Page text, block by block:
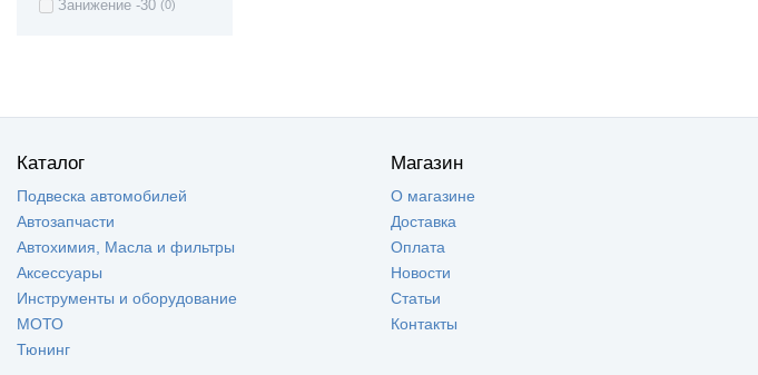
Занижение -30 (0)
Каталог
Подвеска автомобилей
Автозапчасти
Автохимия, Масла и фильтры
Аксессуары
Инструменты и оборудование
МОТО
Тюнинг
Магазин
О магазине
Доставка
Оплата
Новости
Статьи
Контакты